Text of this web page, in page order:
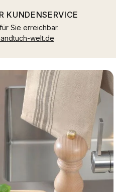
KUNDENSERVICE
Sie erreichbar.
welt.de